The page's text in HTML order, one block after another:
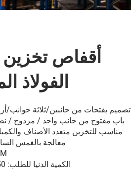
أقفاص
الفولاذ
تصميم بفتحات من جانبين/ثلاثة جوانب/
باب مفتوح من جانب واحد / مزدوج /
مناسب للتخزين متعدد الأصناف
معالجة بالغمس
الكمية الدنيا للطلب: 50 مجموعة